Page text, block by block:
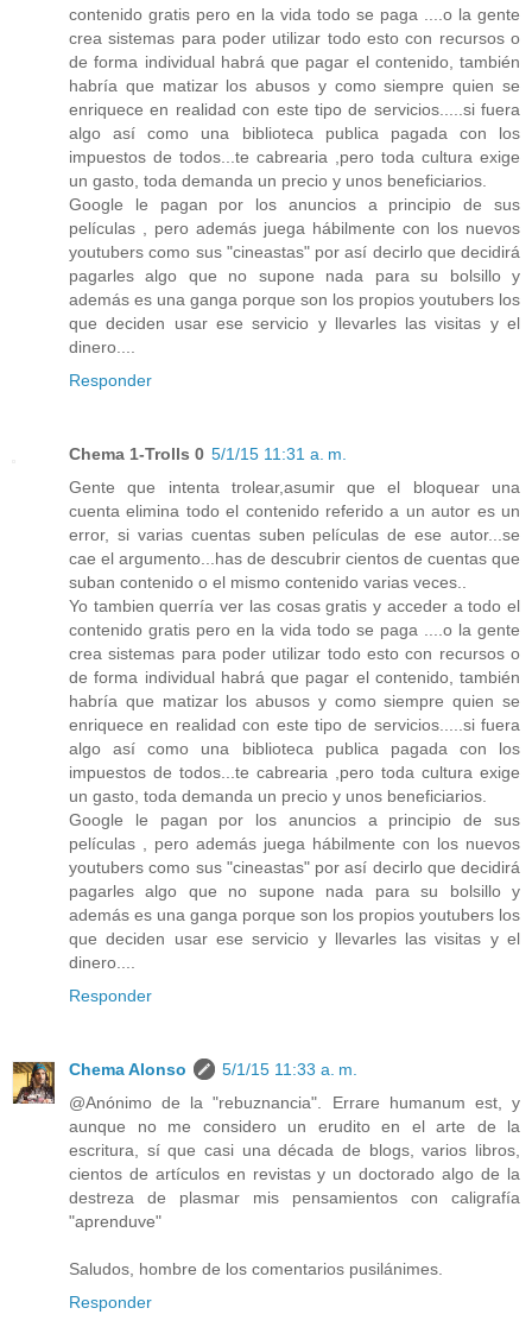
contenido gratis pero en la vida todo se paga ....o la gente
crea sistemas para poder utilizar todo esto con recursos o
de forma individual habrá que pagar el contenido, también
habría que matizar los abusos y como siempre quien se
enriquece en realidad con este tipo de servicios.....si fuera
algo así como una biblioteca publica pagada con los
impuestos de todos...te cabrearia ,pero toda cultura exige
un gasto, toda demanda un precio y unos beneficiarios.
Google le pagan por los anuncios a principio de sus
películas , pero además juega hábilmente con los nuevos
youtubers como sus "cineastas" por así decirlo que decidirá
pagarles algo que no supone nada para su bolsillo y
además es una ganga porque son los propios youtubers los
que deciden usar ese servicio y llevarles las visitas y el
dinero....
Responder
Chema 1-Trolls 0 5/1/15 11:31 a. m.
Gente que intenta trolear,asumir que el bloquear una
cuenta elimina todo el contenido referido a un autor es un
error, si varias cuentas suben películas de ese autor...se
cae el argumento...has de descubrir cientos de cuentas que
suban contenido o el mismo contenido varias veces..
Yo tambien querría ver las cosas gratis y acceder a todo el
contenido gratis pero en la vida todo se paga ....o la gente
crea sistemas para poder utilizar todo esto con recursos o
de forma individual habrá que pagar el contenido, también
habría que matizar los abusos y como siempre quien se
enriquece en realidad con este tipo de servicios.....si fuera
algo así como una biblioteca publica pagada con los
impuestos de todos...te cabrearia ,pero toda cultura exige
un gasto, toda demanda un precio y unos beneficiarios.
Google le pagan por los anuncios a principio de sus
películas , pero además juega hábilmente con los nuevos
youtubers como sus "cineastas" por así decirlo que decidirá
pagarles algo que no supone nada para su bolsillo y
además es una ganga porque son los propios youtubers los
que deciden usar ese servicio y llevarles las visitas y el
dinero....
Responder
Chema Alonso
5/1/15 11:33 a. m.
@Anónimo de la "rebuznancia". Errare humanum est, y
aunque no me considero un erudito en el arte de la
escritura, sí que casi una década de blogs, varios libros,
cientos de artículos en revistas y un doctorado algo de la
destreza de plasmar mis pensamientos con caligrafía
"aprenduve"
Saludos, hombre de los comentarios pusilánimes.
Responder